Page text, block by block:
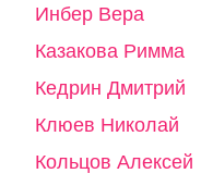
Инбер Вера
Казакова Римма
Кедрин Дмитрий
Клюев Николай
Кольцов Алексей